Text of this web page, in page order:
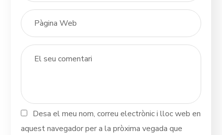
Desa el meu nom, correu electrònic i lloc web en
aquest navegador per a la pròxima vegada que